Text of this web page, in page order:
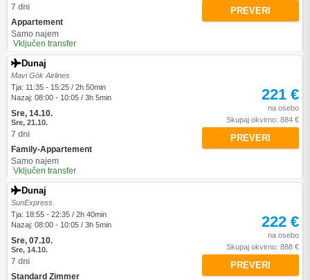
7 dni
Appartement
Samo najem
Vključen transfer
PREVERI
Dunaj
Mavi Gök Airlines
Tja: 11:35 - 15:25 / 2h 50min
Nazaj: 08:00 - 10:05 / 3h 5min
Sre, 14.10.
Sre, 21.10.
7 dni
Family-Appartement
Samo najem
Vključen transfer
221 €
na osebo
Skupaj okvirno: 884 €
PREVERI
Dunaj
SunExpress
Tja: 18:55 - 22:35 / 2h 40min
Nazaj: 08:00 - 10:05 / 3h 5min
Sre, 07.10.
Sre, 14.10.
7 dni
Standard Zimmer
222 €
na osebo
Skupaj okvirno: 888 €
PREVERI